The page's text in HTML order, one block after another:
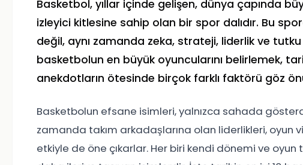
Basketbol, yıllar içinde gelişen, dünya çapında
izleyici kitlesine sahip olan bir spor dalıdır. Bu
değil, aynı zamanda zeka, strateji, liderlik ve
basketbolun en büyük oyuncularını belirlemek,
anekdotların ötesinde birçok farklı faktörü göz
Basketbolun efsane isimleri, yalnızca sahada
zamanda takım arkadaşlarına olan liderlikleri, oyun
etkiyle de öne çıkarlar. Her biri kendi dönemi ve